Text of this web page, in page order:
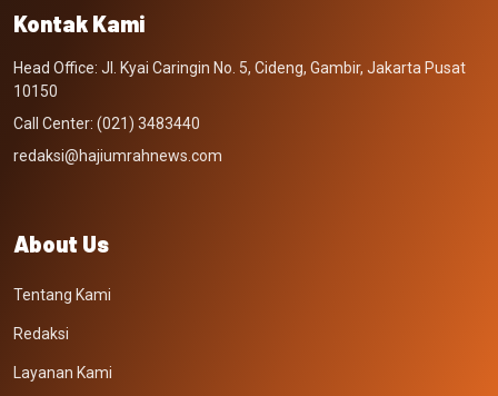
Kontak Kami
Head Office: Jl. Kyai Caringin No. 5, Cideng, Gambir, Jakarta Pusat
10150
Call Center: (021) 3483440
redaksi@hajiumrahnews.com
About Us
Tentang Kami
Redaksi
Layanan Kami